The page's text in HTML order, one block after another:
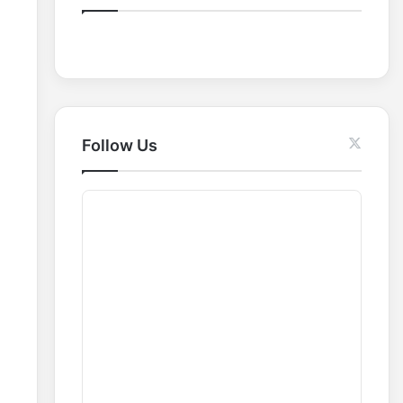
o
Follow Us